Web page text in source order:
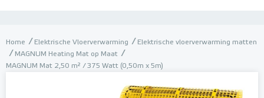
Home Elektrische Vloerverwarming
Elektrische vloerverwarming matten
MAGNUM Heating Mat op Maat
MAGNUM Mat 2,50 m² / 375 Watt (0,50m x 5m)